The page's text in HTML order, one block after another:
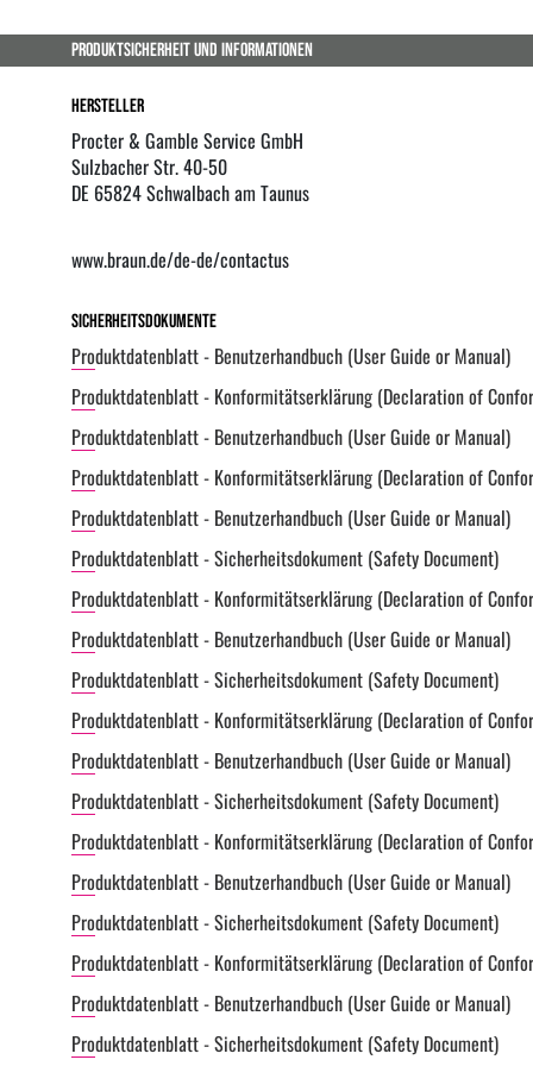
PRODUKTSICHERHEIT UND INFORMATIONEN
Hersteller
Procter & Gamble Service GmbH
Sulzbacher Str. 40-50
DE 65824 Schwalbach am Taunus
www.braun.de/de-de/contactus
Sicherheitsdokumente
Produktdatenblatt - Benutzerhandbuch (User Guide or Manual)
Produktdatenblatt - Konformitätserklärung (Declaration of
Produktdatenblatt - Benutzerhandbuch (User Guide or Manual)
Produktdatenblatt - Konformitätserklärung (Declaration of
Produktdatenblatt - Benutzerhandbuch (User Guide or Manual)
Produktdatenblatt - Sicherheitsdokument (Safety Document)
Produktdatenblatt - Konformitätserklärung (Declaration of
Produktdatenblatt - Benutzerhandbuch (User Guide or Manual)
Produktdatenblatt - Sicherheitsdokument (Safety Document)
Produktdatenblatt - Konformitätserklärung (Declaration of
Produktdatenblatt - Benutzerhandbuch (User Guide or Manual)
Produktdatenblatt - Sicherheitsdokument (Safety Document)
Produktdatenblatt - Konformitätserklärung (Declaration of
Produktdatenblatt - Benutzerhandbuch (User Guide or Manual)
Produktdatenblatt - Sicherheitsdokument (Safety Document)
Produktdatenblatt - Konformitätserklärung (Declaration of
Produktdatenblatt - Benutzerhandbuch (User Guide or Manual)
Produktdatenblatt - Sicherheitsdokument (Safety Document)